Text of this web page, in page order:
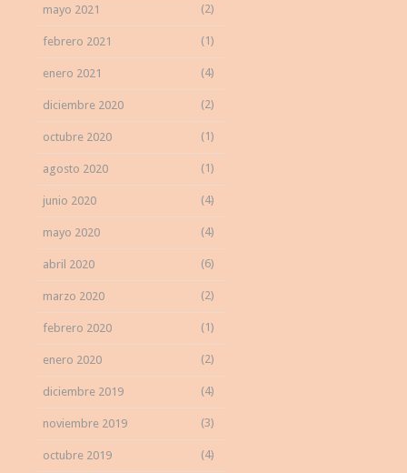
mayo 2021 (2)
febrero 2021 (1)
enero 2021 (4)
diciembre 2020 (2)
octubre 2020 (1)
agosto 2020 (1)
junio 2020 (4)
mayo 2020 (4)
abril 2020 (6)
marzo 2020 (2)
febrero 2020 (1)
enero 2020 (2)
diciembre 2019 (4)
noviembre 2019 (3)
octubre 2019 (4)